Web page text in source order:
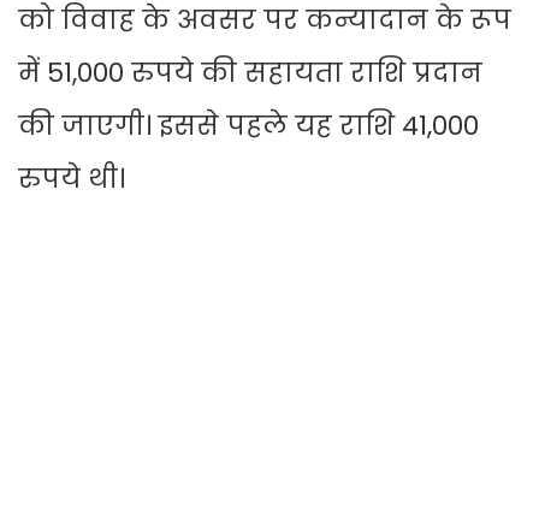
को विवाह के अवसर पर कन्यादान के रूप
में 51,000 रुपये की सहायता राशि प्रदान
की जाएगी। इससे पहले यह राशि 41,000
रुपये थी।